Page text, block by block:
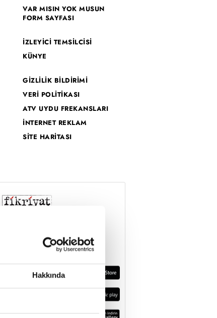
Hakkında
VAR MISIN YOK MUSUN
FORM SAYFASI
İZLEYİCİ TEMSİLCİSİ
KÜNYE
GİZLİLİK BİLDİRİMİ
VERİ POLİTİKASI
ATV UYDU FREKANSLARI
İNTERNET REKLAM
SİTE HARİTASI